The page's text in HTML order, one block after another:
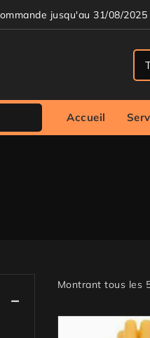
jusqu'au 31/08/2025
Accueil
Montrant tous les